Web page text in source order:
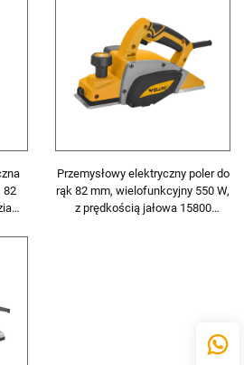
82
Przemysłowy elektryczny poler do
rąk 82 mm, wielofunkcyjny 550 W,
z prędkością jałowa 15800